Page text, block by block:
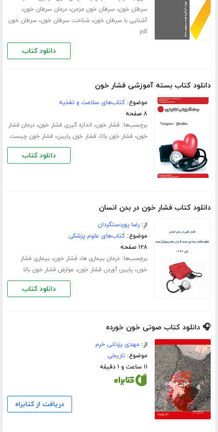
سرطان خون، سرطان خون مزمن،درمان سرطان خون،
آشنایی با سرطان خون،شناخت سرطان خون، سرطان خون
pdf
دانلود کتاب
دانلود کتاب بسته آموزشی فشار خون
موضوع:کتاب‌های سلامت و تغذیه
۸ صفحه
برچسب‌ها: فشار خون، اندازه گیری فشار خون،درمان فشار
خون، فشار خون بالا، فشار خون پایین، فشار خون چیست
دانلود کتاب
دانلود کتاب فشار خون در بدن انسان
از:رضا پوردستگردان
موضوع:کتاب‌های علوم پزشکی
۱۲۸ صفحه
برچسب‌ها:درمان بیماری ها، فشار خون،بیماری فشار
خون، پایین آوردن فشار خون، عوارض فشار خون بالا
دانلود کتاب
🎧 دانلود کتاب صوتی خون خورده
از: مهدی یزدانی خرم
موضوع:تاریخی
۱۱ ساعت و ۱ دقیقه
دریافت از کتابراه